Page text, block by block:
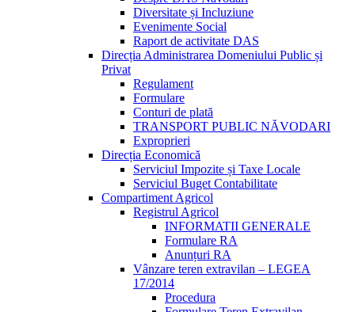
Diversitate și Incluziune
Evenimente Social
Raport de activitate DAS
Direcția Administrarea Domeniului Public și
Privat
Regulament
Formulare
Conturi de plată
TRANSPORT PUBLIC NĂVODARI
Exproprieri
Direcția Economică
Serviciul Impozite și Taxe Locale
Serviciul Buget Contabilitate
Compartiment Agricol
Registrul Agricol
INFORMATII GENERALE
Formulare RA
Anunțuri RA
Vânzare teren extravilan – LEGEA
17/2014
Procedura